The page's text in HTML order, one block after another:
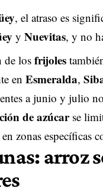
, el atraso es
y Nuevitas, y no
de los frijoles
en Esmeralda,
a junio y julio
de azúcarse
zonas específicas
arroz